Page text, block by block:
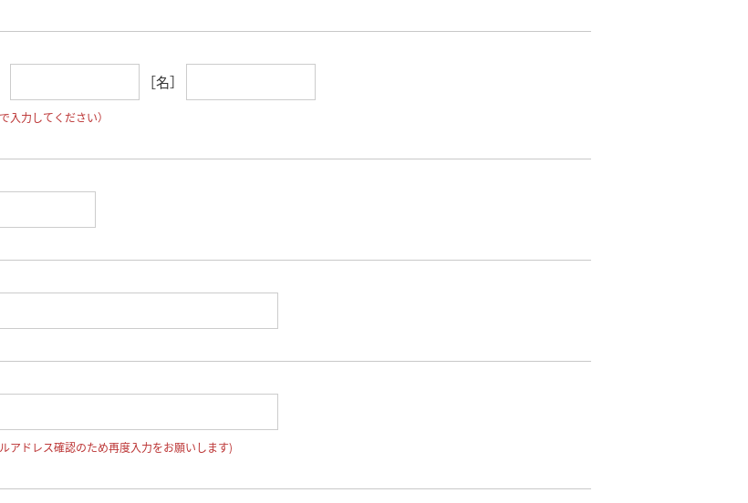
［名］
で入力してください）
ルアドレス確認のため再度入力をお願いします)